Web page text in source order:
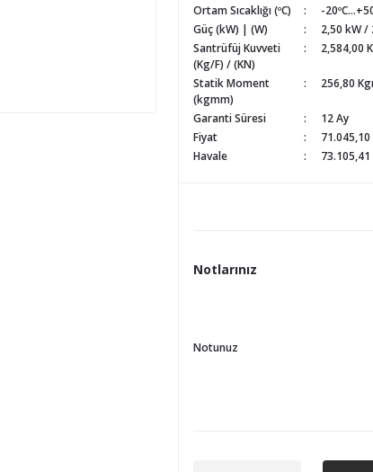
Ortam Sıcaklığı (ºC)
-
Güç (kW) | (W)
2,50 kW /
Santrüfüj Kuvveti
(Kg/F) / (KN)
2,584,00
Statik Moment
(kgmm)
256,80
Garanti Süresi
12 Ay
Fiyat
71.045,10
Havale
Notlarınız
Notunuz